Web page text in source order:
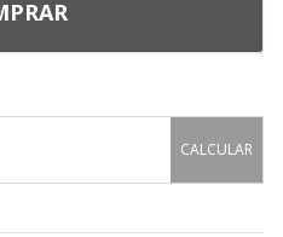
CALCULAR